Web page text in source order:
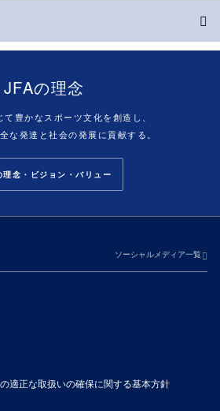
JFAの理念
豊かなスポーツ文化を創造し、
な発達と社会の発展に貢献する。
念・ビジョン・バリュー
ソーシャルメディア一覧
適正な取扱いの確保に関する基本方針